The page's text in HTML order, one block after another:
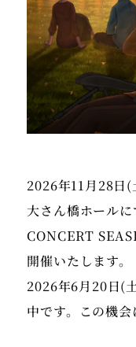
2026年11月28日(
大さん橋ホール
CONCERT
開催いたします。
2026年6月20日(
中です。この機会